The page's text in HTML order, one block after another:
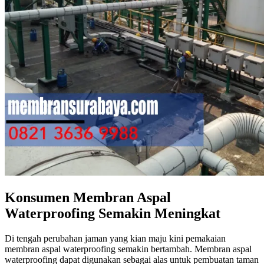
Konsumen Membran Aspal
Waterproofing Semakin Meningkat
Di tengah perubahan jaman yang kian maju kini pemakaian
membran aspal waterproofing semakin bertambah. Membran aspal
waterproofing dapat digunakan sebagai alas untuk pembuatan taman